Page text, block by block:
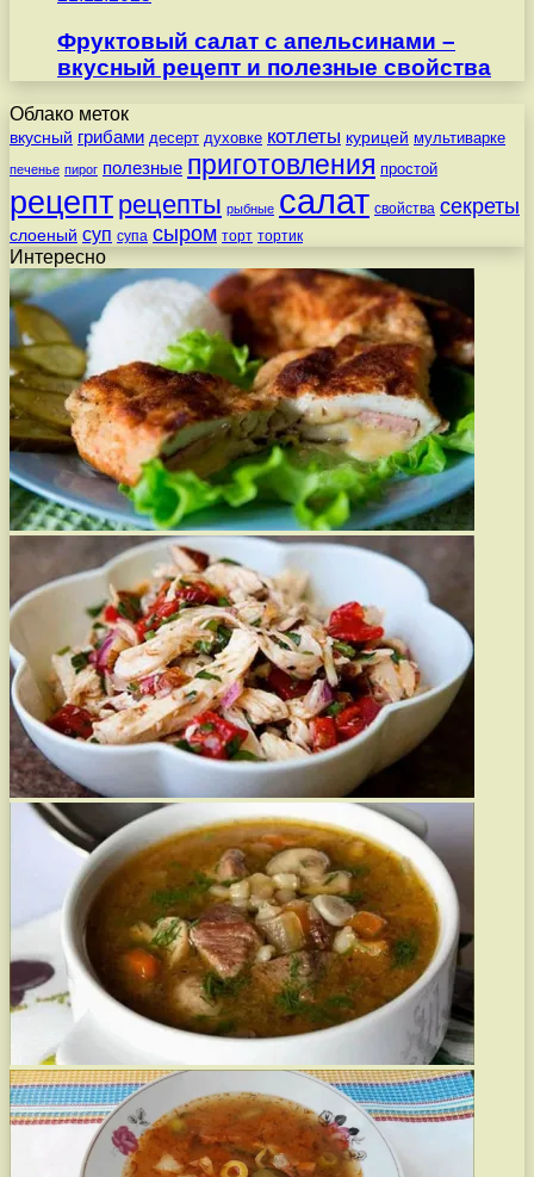
Фруктовый салат с апельсинами –
вкусный рецепт и полезные свойства
Облако меток
вкусный грибами десерт духовке котлеты курицей мультиварке
печенье пирог полезные приготовления простой
рецепт рецепты рыбные салат свойства секреты
слоеный суп супа сыром торт тортик
Интересно